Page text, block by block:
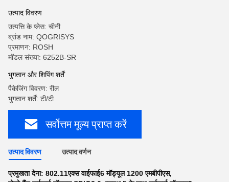
उत्पाद विवरण
उत्पत्ति के प्लेस: चीनी
ब्रांड नाम: QOGRISYS
प्रमाणन: ROSH
मॉडल संख्या: 6252B-SR
भुगतान और शिपिंग शर्तें
पैकेजिंग विवरण: रील
भुगतान शर्तें: टी/टी
सर्वोत्तम मूल्य प्राप्त करें
उत्पाद विवरण उत्पाद वर्णन
प्रमुखता देना: 802.11एक्स वाईफाई6 मॉड्यूल 1200 एमबीपीएस,